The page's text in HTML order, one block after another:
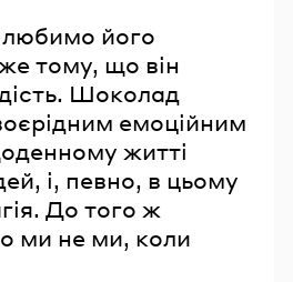
його
тому, що він
Шоколад
емоційним
житті
і, певно, в цьому
До того ж
ми не ми, коли